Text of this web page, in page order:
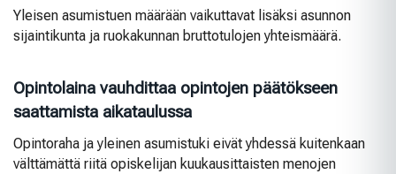
Yleisen asumistuen määrään vaikuttavat lisäksi asunnon
sijaintikunta ja ruokakunnan bruttotulojen yhteismäärä.
Opintolaina vauhdittaa opintojen päätökseen
saattamista aikataulussa
Opintoraha ja yleinen asumistuki eivät yhdessä kuitenkaan
välttämättä riitä opiskelijan kuukausittaisten menojen